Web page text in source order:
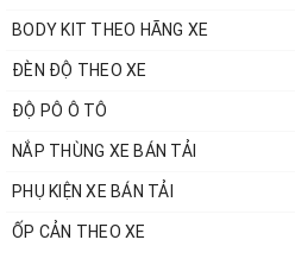
Quá trình nâng cấp
BODY KIT THEO HÃNG XE
ĐÈN ĐỘ THEO XE
ĐỘ PÔ Ô TÔ
NẮP THÙNG XE BÁN TẢI
PHỤ KIỆN XE BÁN TẢI
ỐP CẢN THEO XE